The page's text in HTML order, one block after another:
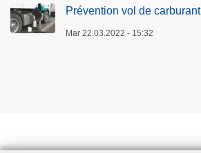
Prévention vol de carburant
Mar 22.03.2022 - 15:32